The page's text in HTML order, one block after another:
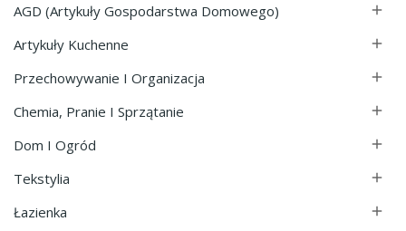
AGD (Artykuły Gospodarstwa Domowego) 
Artykuły Kuchenne 
Przechowywanie I Organizacja 
Chemia, Pranie I Sprzątanie 
Dom I Ogród 
Tekstylia 
Łazienka 